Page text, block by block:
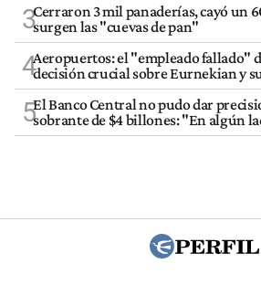
3Cerraron 3 mil panaderías, cayó un
surgen las "cuevas de pan"
4Aeropuertos: el "empleado fallado"
decisión crucial sobre Eurnekian y
5El Banco Central no pudo dar
sobrante de $4 billones: "En algún